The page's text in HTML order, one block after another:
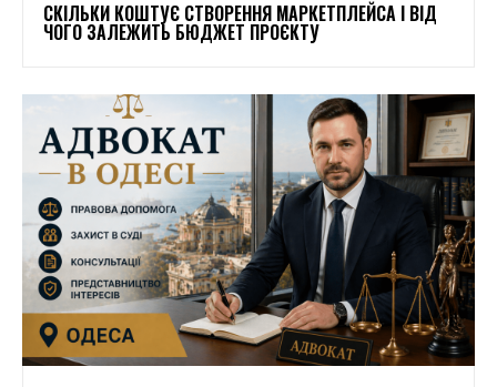
СКІЛЬКИ КОШТУЄ СТВОРЕННЯ МАРКЕТПЛЕЙСА І ВІД
ЧОГО ЗАЛЕЖИТЬ БЮДЖЕТ ПРОЄКТУ